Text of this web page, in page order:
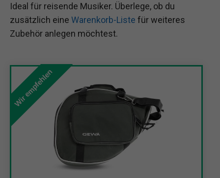
Ideal für reisende Musiker. Überlege, ob du
zusätzlich eine Warenkorb-Liste für weiteres
Zubehör anlegen möchtest.
Wir empfehlen